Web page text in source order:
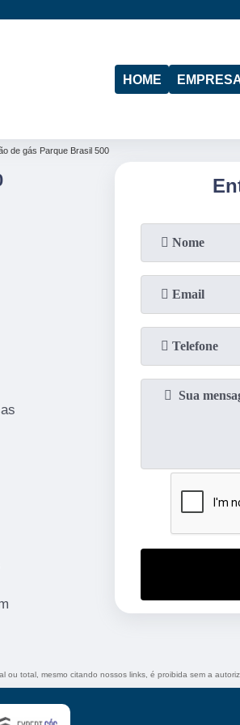
HOME
de gás Parque Brasil 500
ou total, mesmo citando nossos links, é proibida sem a